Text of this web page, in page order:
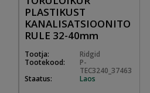
PLASTIKUST
KANALISATSIOONITO
RULE 32-40mm
Tootja:
Ridgid
Tootekood:
P-
TEC3240_37463
Staatus:
Laos